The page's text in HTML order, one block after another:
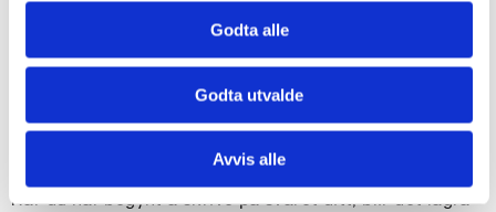
Godta alle
Godta utvalde
Avvis alle
Skriv svaret ditt
Når du har begynt å skrive på svaret ditt, blir det lagra